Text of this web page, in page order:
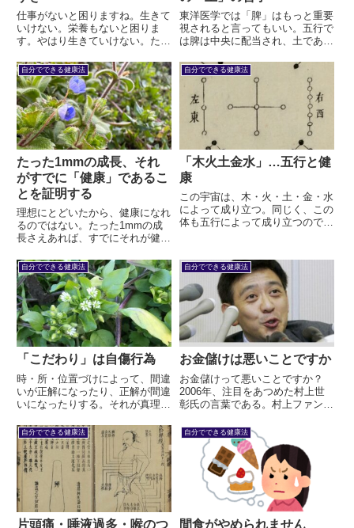
仕事がないと困りますね。生きて
いけない。栄養もないと困りま
す。やはり生きていけない。ただ
ということではありません。忙し
すぎると体を壊して病気になって
しまいます。では栄養はどうなん
でょうか？
東洋医学では「脾」はもっと重要
視されると言ってもいい。五行で
は脾は中央に配当され、土である
「卑しい」という部分。これらが
一つにつながって、本当に「尊
い」ものとは何かを問いかけてく
る。
自分でできる健康法
たった1mmの成長、それ
がすでに「健康」であるこ
とを証明する
理想にとどいたから、健康になれ
るのではない。たった1mmの成
長さえあれば、すでにそれが健康
す。奇跡とも言える乾癬の画像を
用いて、それを証明してみましょ
う。
自分でできる健康法
「木火土金水」…五行と健
康
この宇宙は、木・火・土・金・水
によって成り立つ。同じく、この
体も五行によって成り立つので
は、五臓六腑それぞれの性格を学
ぶことです。その性格を端的に示
したのが、木火土金水、すなわち
五行です。
自分でできる健康法
「こだわり」は自傷行為
時・所・位置づけによって、間違
いが正解になったり、正解が間違
いになったりする。それが真理で
に、絶対というものはないのです
ね。その真理にそぐわないものが
「こだわり」です。陰陽論は、そ
れを明確に教えてくれます。
自分でできる健康法
お金儲けは悪いことですか
お金儲けって悪いことですか？
2006年、注目をあつめた村上世
彰氏の言葉である。村上ファンド
て、この問いかけを発した映像は
強烈だった。
自分でできる健康法
片頭痛・唾液過多・喉のつ
自分でできる健康法
間食がやめられません